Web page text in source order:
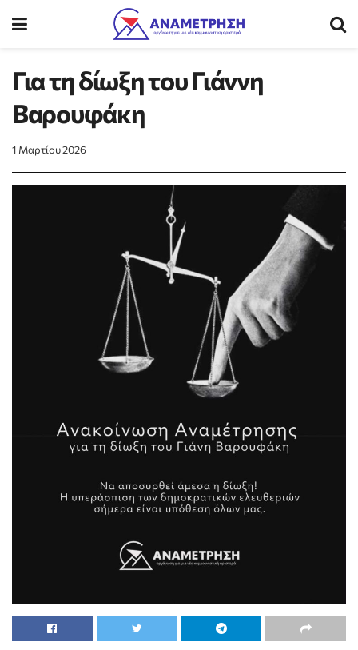
Για τη δίωξη του Γιάννη
Βαρουφάκη
1 Μαρτίου 2026